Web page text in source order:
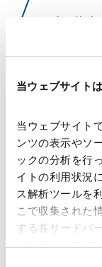
当ウェブサイト
当ウェブサイト
ンツの表示やソ
ックの分析を行
イトの利用状況
ス解析ツールを
こで収集された
する各サードパ
パーティーのサ
インサイト
ARTICLES
座談会：エ
線
再生可能エ
池、風力、
2025.07.22